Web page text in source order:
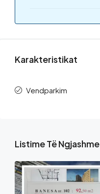
Karakteristikat
Vendparkim
Listime Të Ngjashme